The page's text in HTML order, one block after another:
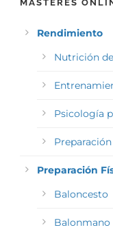
MÁSTERES
Rendimiento
Nutrición
Psicología
Preparación
Baloncesto
Balonmano